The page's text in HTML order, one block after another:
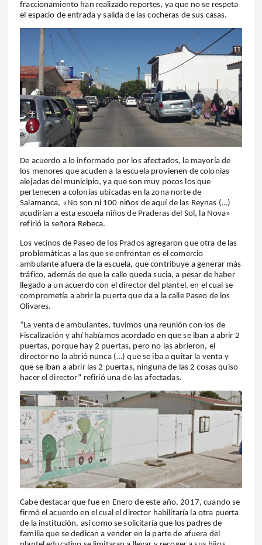
fraccionamiento han realizado reportes, ya que no se respeta
el espacio de entrada y salida de las cocheras de sus casas.
De acuerdo a lo informado por los afectados, la mayoría de
los menores que acuden a la escuela provienen de colonias
alejadas del municipio, ya que son muy pocos los que
pertenecen a colonias ubicadas en la zona norte de
Salamanca, «No son ni 100 niños de aquí de las Reynas (…)
acudirían a esta escuela niños de Praderas del Sol, la Nova»
refirió la señora Rebeca.
Los vecinos de Paseo de los Prados agregaron que otra de las
problemáticas a las que se enfrentan es el comercio
ambulante afuera de la escuela, que contribuye a generar más
tráfico, además de que la calle queda sucia, a pesar de haber
llegado a un acuerdo con el director del plantel, en el cual se
comprometía a abrir la puerta que da a la calle Paseo de los
Olivares.
“La venta de ambulantes, tuvimos una reunión con los de
Fiscalización y ahí habíamos acordado en que se iban a abrir 2
puertas, porque hay 2 puertas, pero no las abrieron, el
director no la abrió nunca (…) que se iba a quitar la venta y
que se iban a abrir las 2 puertas, ninguna de las 2 cosas quiso
hacer el director” refirió una de las afectadas.
Cabe destacar que fue en Enero de este año, 2017, cuando se
firmó el acuerdo en el cual el director habilitaría la otra puerta
de la institución, así como se solicitaría que los padres de
familia que se dedican a vender en la parte de afuera del